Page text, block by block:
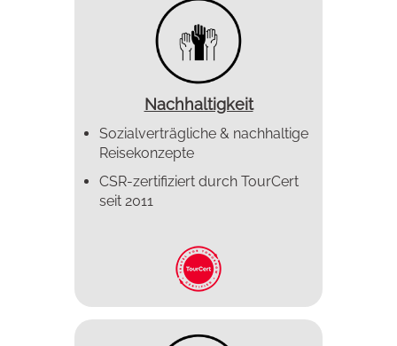
Nachhaltigkeit
Sozialverträgliche & nachhaltige
Reisekonzepte
CSR-zertifiziert durch TourCert
seit 2011